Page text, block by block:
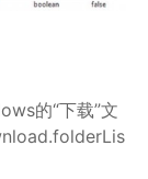
的“下载”文